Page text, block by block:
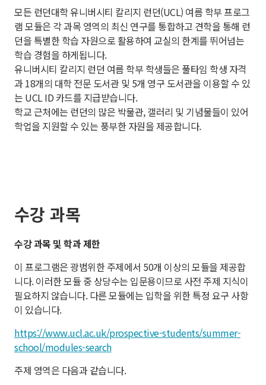
모든 런던대학 유니버시티 칼리지 런던(UCL) 여름 학부 프로그
램 모듈은 각 과목 영역의 최신 연구를 통합하고 견학을 통해 런
던을 특별한 학습 자원으로 활용하여 교실의 한계를 뛰어넘는
학습 경험을 하게됩니다.
유니버시티 칼리지 런던 여름 학부 학생들은 풀타임 학생 자격
과 18개의 대학 전문 도서관 및 5개 영구 도서관을 이용할 수 있
는 UCL ID 카드를 지급받습니다.
학교 근처에는 런던의 많은 박물관, 갤러리 및 기념물들이 있어
학업을 지원할 수 있는 풍부한 자원을 제공합니다.
수강 과목
수강 과목 및 학과 제한
이 프로그램은 광범위한 주제에서 50개 이상의 모듈을 제공합
니다. 이러한 모듈 중 상당수는 입문용이므로 사전 주제 지식이
필요하지 않습니다. 다른 모듈에는 입학을 위한 특정 요구 사항
이 있습니다.
https://www.ucl.ac.uk/prospective-students/summer-
school/modules-search
주제 영역은 다음과 같습니다.